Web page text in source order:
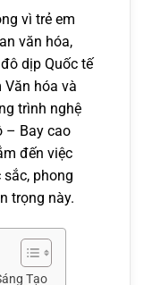
vì trẻ em
văn hóa,
dịp Quốc tế
hóa và
trình nghệ
– Bay cao
đến việc
phong
trọng này.
Tạo